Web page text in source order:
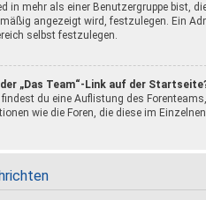
in mehr als einer Benutzergruppe bist,
angezeigt wird, festzulegen. Ein
selbst festzulegen.
„Das Team“-Link auf der
findest du eine Auflistung des
wie die Foren, die diese im